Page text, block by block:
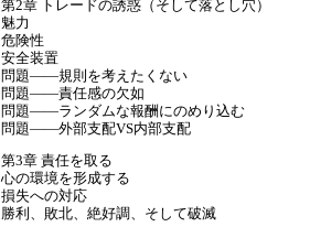
第2章 トレードの誘惑（そして落とし穴）
魅力
危険性
安全装置
問題――規則を考えたくない
問題――責任感の欠如
問題――ランダムな報酬にのめり込む
問題――外部支配VS内部支配
第3章 責任を取る
心の環境を形成する
損失への対応
勝利、敗北、絶好調、そして破滅